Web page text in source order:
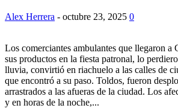
Alex Herrera - octubre 23, 2025 0
Los comerciantes ambulantes que llegaron a
sus productos en la fiesta patronal, lo
lluvia, convirtió en riachuelo a las calles de
que encontró a su paso. Toldos, fueron
arrastrados a las afueras de la ciudad. Los
y en horas de la noche,...